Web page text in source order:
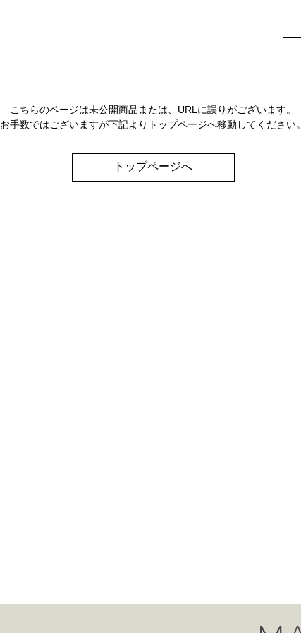
こちらのページは未公開商品または、URLに誤りがございます。
お手数ではございますが下記よりトップページへ移動してください。
トップページへ